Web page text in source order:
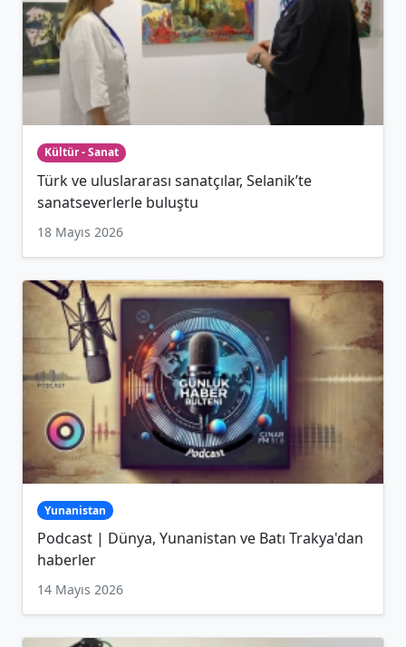
Kültür - Sanat
Türk ve uluslararası sanatçılar, Selanik’te
sanatseverlerle buluştu
18 Mayıs 2026
Yunanistan
Podcast | Dünya, Yunanistan ve Batı Trakya'dan
haberler
14 Mayıs 2026